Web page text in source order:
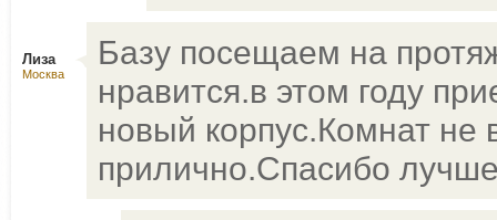
Лиза
Москва
Базу посещаем на
нравится.в этом году
новый корпус.Комнат не
прилично.Спасибо